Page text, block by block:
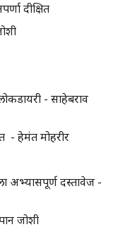
दीक्षित
- साहेबराव
- हेमंत मोहरीर
अभ्यासपूर्ण दस्तावेज -
जोशी